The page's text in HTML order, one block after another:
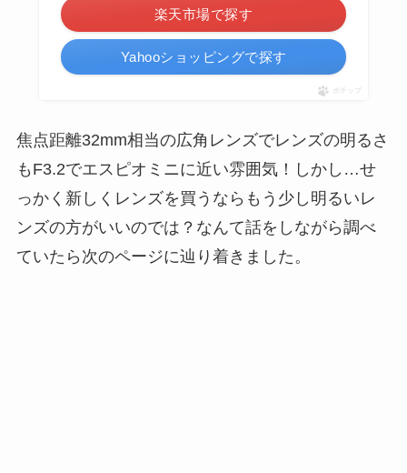
楽天市場で探す
Yahooショッピングで探す
ポチップ
焦点距離32mm相当の広角レンズでレンズの明るさ
もF3.2でエスピオミニに近い雰囲気！しかし…せ
っかく新しくレンズを買うならもう少し明るいレ
ンズの方がいいのでは？なんて話をしながら調べ
ていたら次のページに辿り着きました。